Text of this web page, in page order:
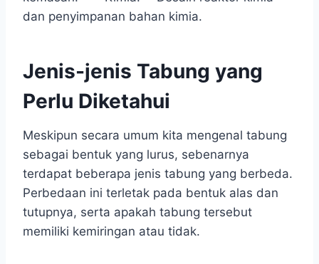
dan penyimpanan bahan kimia.
Jenis-jenis Tabung yang
Perlu Diketahui
Meskipun secara umum kita mengenal tabung
sebagai bentuk yang lurus, sebenarnya
terdapat beberapa jenis tabung yang berbeda.
Perbedaan ini terletak pada bentuk alas dan
tutupnya, serta apakah tabung tersebut
memiliki kemiringan atau tidak.